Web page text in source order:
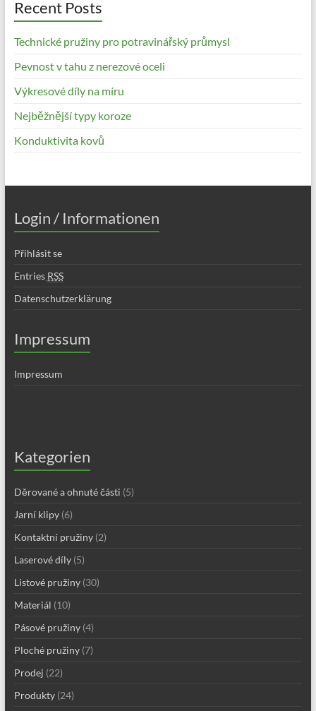
Recent Posts
Technické pružiny pro potravinářský průmysl
Pevnost v tahu z nerezové oceli
Výkresové díly na míru
Nejběžnější typy koroze
Konduktivita kovů
Login / Informationen
Přihlásit se
Entries RSS
Datenschutzerklärung
Impressum
Impressum
Kategorien
Děrované a ohnuté části (5)
Jarní klipy(6)
Kontaktní pružiny(2)
Laserové díly(5)
Listové pružiny(30)
Materiál (10)
Pásové pružiny(4)
Ploché pružiny(7)
Prodej (22)
Produkty(24)